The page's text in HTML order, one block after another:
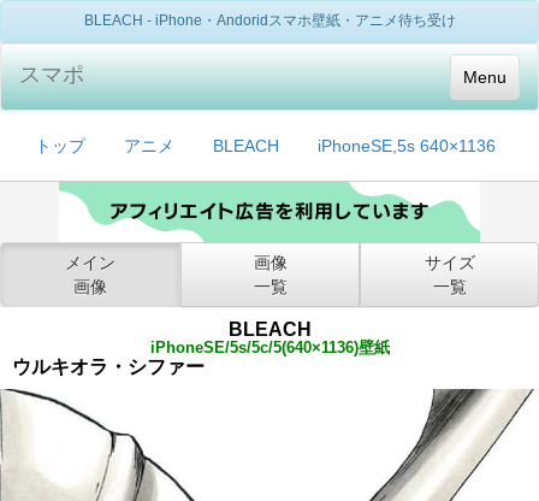
BLEACH - iPhone・Andoridスマホ壁紙・アニメ待ち受け
Menu
スマポ
トップ アニメ BLEACH iPhoneSE,5s 640×1136
メイン
画像
画像
一覧
サイズ
一覧
BLEACH
iPhoneSE/5s/5c/5(640×1136)壁紙
ウルキオラ・シファー